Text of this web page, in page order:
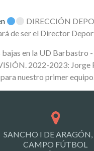
DIRECCIÓN
de ser el Director
bajas en la UD Barbastro
2022-2023: Jorge
nuestro primer
SANCHO I DE ARAGÓN,
CAMPO FÚTBOL